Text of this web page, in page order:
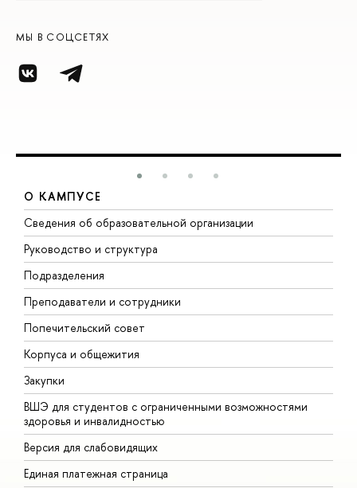
МЫ В СОЦСЕТЯХ
О КАМПУСЕ
Сведения об образовательной организации
Руководство и структура
Подразделения
Преподаватели и сотрудники
Попечительский совет
Корпуса и общежития
Закупки
ВШЭ для студентов с ограниченными возможностями
здоровья и инвалидностью
Версия для слабовидящих
Единая платежная страница